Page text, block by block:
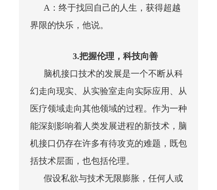
A：终于找回自己的人生，获得超越
界限的快乐，他说。
3.把握伦理，科技向善
脑机接口技术的发展是一个不断从科
幻走向现实、从实验室走向实际应用、从
医疗领域走向其他领域的过程。作为一种
能深刻影响着人类发展进程的新技术，脑
机接口仍存在许多有待攻克的难题，既包
括技术层面，也包括伦理。
假设私欲与技术无限膨胀，任何人或